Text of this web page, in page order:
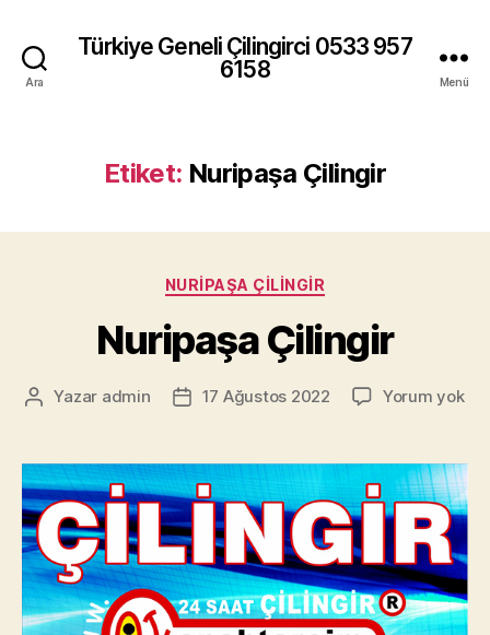
Ara
Türkiye Geneli Çilingirci 0533 957
6158
Menü
Etiket: Nuripaşa Çilingir
Kategoriler
NURIPAŞA ÇILINGIR
Nuripaşa Çilingir
Yazının
Yazar admin
Yazı17 Ağustos 2022 Yorum yok